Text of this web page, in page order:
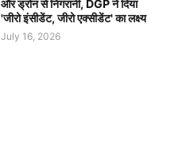
और ड्रोन से निगरानी, DGP ने दिया
'जीरो इंसीडेंट, जीरो एक्सीडेंट' का लक्ष्य
July 16, 2026